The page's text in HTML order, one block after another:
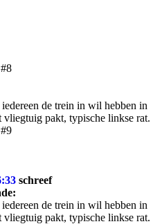
#8
de trein in wil hebben in
pakt, typische linkse rat.
#9
schreef
de trein in wil hebben in
pakt, typische linkse rat.